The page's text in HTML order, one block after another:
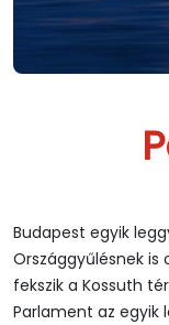
Budapest egyik
Országgyűlésnek
fekszik a Kossuth
Parlament az egyik